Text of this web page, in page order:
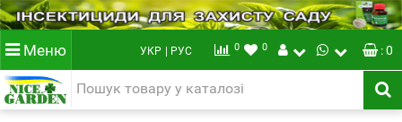
Меню УКР | РУС 0 0 : 0